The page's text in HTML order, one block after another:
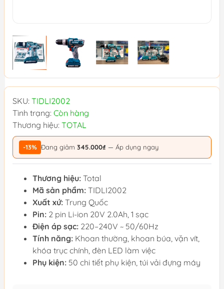
SKU: TIDLI2002
Tình trạng: Còn hàng
Thương hiệu: TOTAL
-13% Đang giảm 345.000₫ — Áp dụng ngay
Thương hiệu: Total
Mã sản phẩm: TIDLI2002
Xuất xứ: Trung Quốc
Pin: 2 pin Li-ion 20V 2.0Ah, 1 sạc
Điện áp sạc: 220–240V ~ 50/60Hz
Tính năng: Khoan thường, khoan búa, vặn vít,
khóa trục chính, đèn LED làm việc
Phụ kiện: 50 chi tiết phụ kiện, túi vải đựng máy